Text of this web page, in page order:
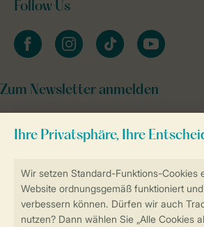
Sicher und schnell zur Online-
Follow Us
facebookinstagramtiktok youtube
Zum Newsletter anmelden